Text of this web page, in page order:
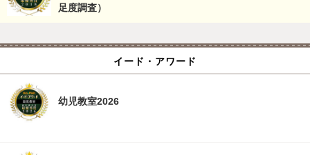
足度調査）
イード・アワード
幼児教室2026